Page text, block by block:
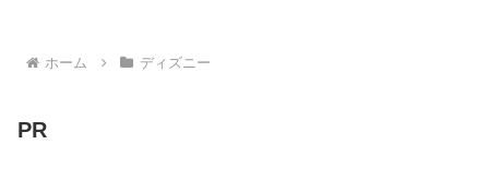
ホーム ディズニー
PR